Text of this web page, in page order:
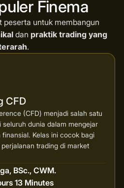
Finema
untuk membangun
dan praktik trading yang
.
CFD
(CFD) menjadi salah satu
dunia dalam mengejar
Kelas ini cocok bagi
trading di market
BSc., CWM.
13 Minutes